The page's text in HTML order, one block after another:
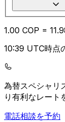
1.00 COP =
10:39 UTC時点
為替スペシャリ
り有利なレート
電話相談を予約